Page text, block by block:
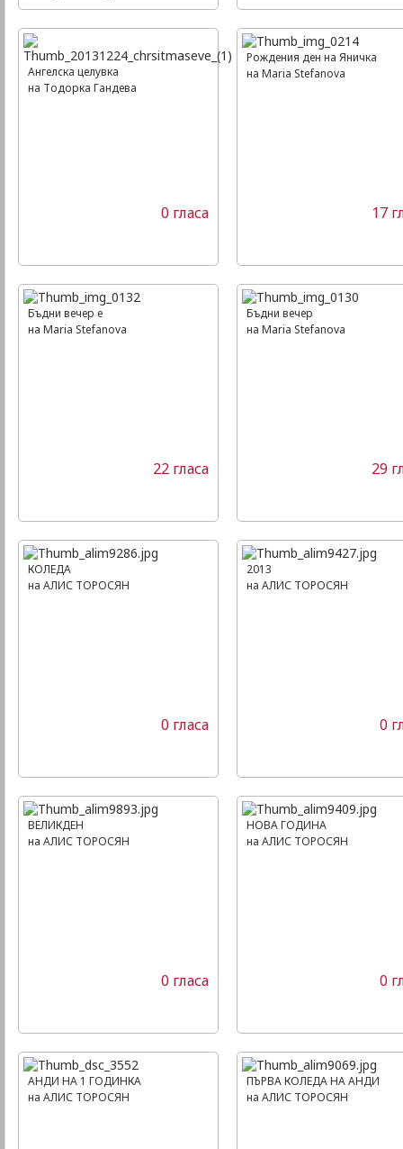
Ангелска целувка
на Тодорка Гандева
0 гласа
Рождения ден на Яничка
на Maria Stefanova
17
Бъдни вечер е
на Maria Stefanova
22 гласа
Бъдни вечер
на Maria Stefanova
29
КОЛЕДА
на АЛИС ТОРОСЯН
0 гласа
2013
на АЛИС ТОРОСЯН
0
ВЕЛИКДЕН
на АЛИС ТОРОСЯН
0 гласа
НОВА ГОДИНА
на АЛИС ТОРОСЯН
0
АНДИ НА 1 ГОДИНКА
на АЛИС ТОРОСЯН
ПЪРВА КОЛЕДА НА АНДИ
на АЛИС ТОРОСЯН